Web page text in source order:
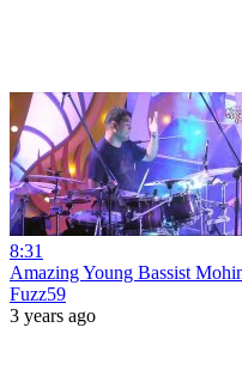
8:31
Amazing Young Bassist
Fuzz59
3 years ago